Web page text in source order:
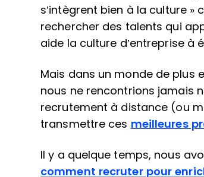
s’intègrent bien à la culture
rechercher des talents qui
aide la culture d’entreprise à
Mais dans un monde de plus
nous ne rencontrions jamais
recrutement à distance (ou
transmettre ces meilleures
Il y a quelque temps, nous
comment recruter pour